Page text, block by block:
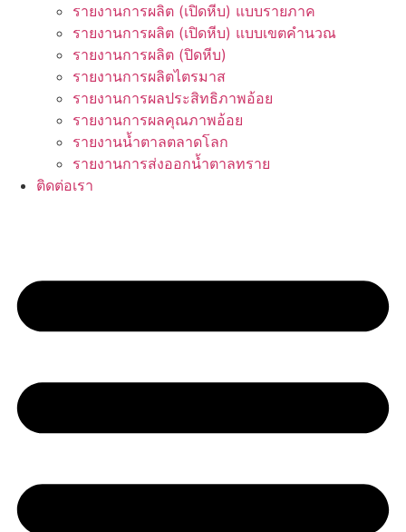
รายงานการผลิต (เปิดหีบ) แบบรายภาค
รายงานการผลิต (เปิดหีบ) แบบเขตคำนวณ
รายงานการผลิต (ปิดหีบ)
รายงานการผลิตไตรมาส
รายงานการผลประสิทธิภาพอ้อย
รายงานการผลคุณภาพอ้อย
รายงานน้ำตาลตลาดโลก
รายงานการส่งออกน้ำตาลทราย
ติดต่อเรา